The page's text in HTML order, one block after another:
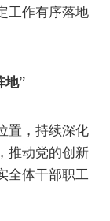
工作有序落地
地”
置，持续深化
推动党的创新
全体干部职工